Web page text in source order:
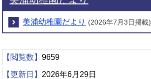
美浦幼稚園だより (2026年7月3日掲載)
【閲覧数】9659
【更新日】 2026年6月29日